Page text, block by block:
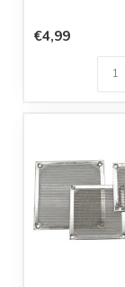
€4,99